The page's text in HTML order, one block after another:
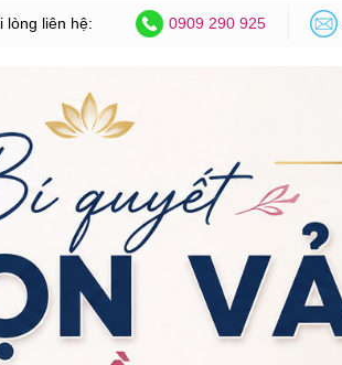
lòng liên hệ: 0909 290 925